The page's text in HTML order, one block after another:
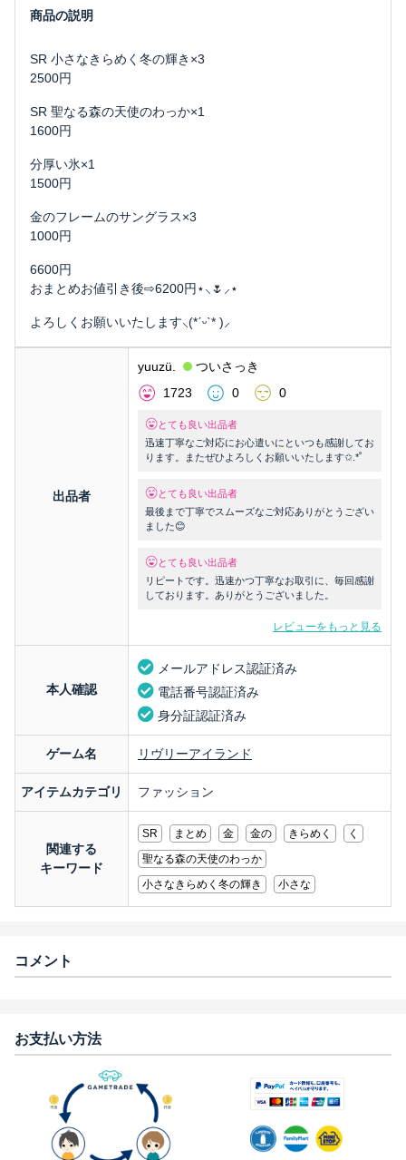
SR 小さなきらめく冬の輝き×3
2500円
SR 聖なる森の天使のわっか×1
1600円
分厚い氷×1
1500円
金のフレームのサングラス×3
1000円
6600円
おまとめお値引き後⇨6200円⋆⸜🌷⸝‍⋆
よろしくお願いいたします⸜(*ˊᵕˋ* )⸝
出品者
yuuzü.
ついさっき
1723
0 0
とても良い出品者
迅速丁寧なご対応にお心遣いにといつも感謝してお
ります。またぜひよろしくお願いいたします✩.*˚
とても良い出品者
最後まで丁寧でスムーズなご対応ありがとうござい
ました😊
とても良い出品者
リピートです。迅速かつ丁寧なお取引に、毎回感謝
しております。ありがとうございました。
レビューをもっと見る
本人確認
メールアドレス認証済み
電話番号認証済み
身分証認証済み
ゲーム名 リヴリーアイランド
アイテムカテゴリ ファッション
関連する
キーワード
SR まとめ 金 金の きらめく
く
聖なる森の天使のわっか
小さなきらめく冬の輝き
小さな
コメント
お支払い方法